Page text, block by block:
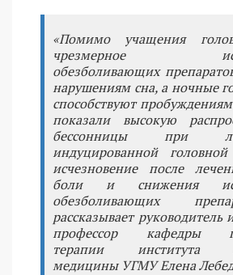
«Помимо учащения
чрезмерное
обезболивающих
нарушениям сна, а ночные
способствуют
показали высокую
бессонницы при
индуцированной
исчезновение после
боли и снижения
обезболивающих
рассказывает руководитель
профессор кафедры
терапии института
медицины УГМУ Елена